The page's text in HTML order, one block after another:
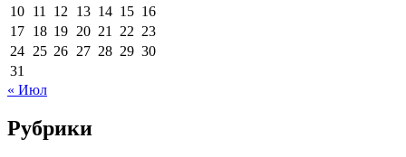
10 11 12 13 14 15 16
17 18 19 20 21 22 23
24 25 26 27 28 29 30
31
« Июл
Рубрики